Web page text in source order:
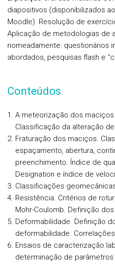
diapositivos (disponibilizados
Moodle). Resolução de
Aplicação de metodologias de
nomeadamente: questionários
abordados, pesquisas flash e
Conteúdos
A meteorização dos
Classificação da alteração
Fraturação dos maciços.
espaçamento, abertura,
preenchimento. Índice de
Designation e índice de
Classificações
Resistência. Critérios de
Mohr-Coulomb. Definição
Deformabilidade. Definição
deformabilidade.
Ensaios de caracterização
determinação de